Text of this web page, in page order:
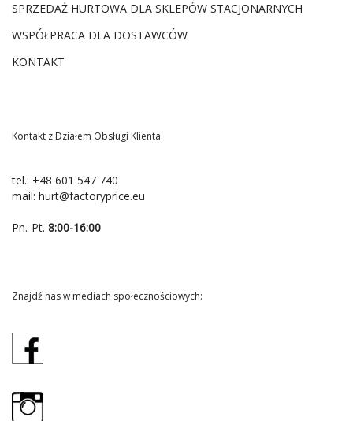
SPRZEDAŻ HURTOWA DLA SKLEPÓW STACJONARNYCH
WSPÓŁPRACA DLA DOSTAWCÓW
KONTAKT
Kontakt z Działem Obsługi Klienta
tel.: +48 601 547 740
mail: hurt@factoryprice.eu
Pn.-Pt. 8:00-16:00
Znajdź nas w mediach społecznościowych: